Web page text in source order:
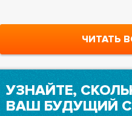
ЧИТАТЬ
УЗНАЙТЕ,
ВАШ БУДУЩИЙ